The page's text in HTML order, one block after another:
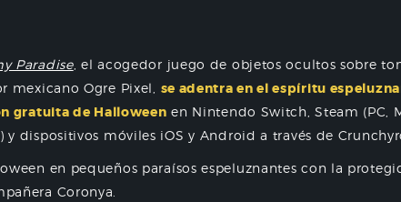
Paradise, el acogedor juego de objetos ocultos sobre
mexicano Ogre Pixel, se adentra en el espíritu
gratuita de Halloween en Nintendo Switch, Steam (PC,
y dispositivos móviles iOS y Android a través de
en pequeños paraísos espeluznantes con la
Coronya.